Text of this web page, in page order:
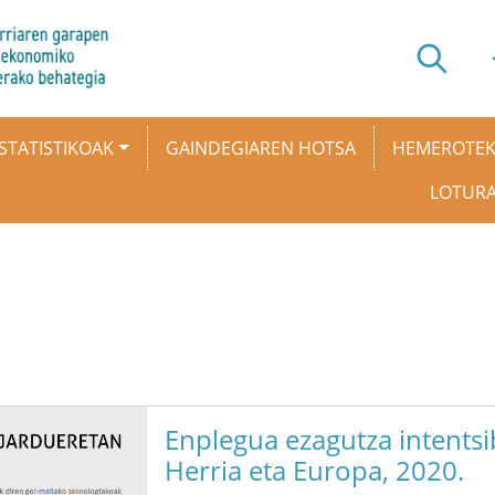
GAINDEGIAREN HOTSA
Enplegua ezagutza
Herria eta Europa, 2020.